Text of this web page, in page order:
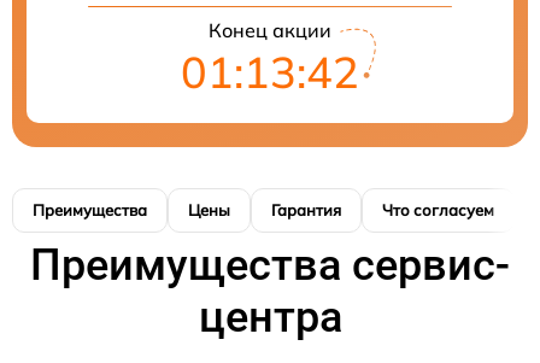
Конец акции
01:13:40
Преимущества Цены Гарантия Что согласуем
Преимущества сервис-
центра